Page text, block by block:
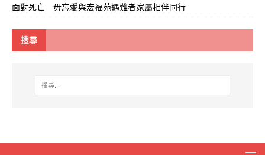
面對死亡 毋忘愛與宏福苑遇難者家屬相伴同行
搜尋